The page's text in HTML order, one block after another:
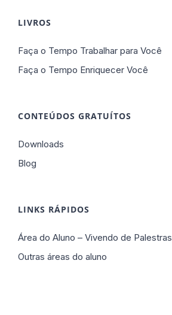
LIVROS
Faça o Tempo Trabalhar para Você
Faça o Tempo Enriquecer Você
CONTEÚDOS GRATUÍTOS
Downloads
Blog
LINKS RÁPIDOS
Área do Aluno – Vivendo de Palestras
Outras áreas do aluno